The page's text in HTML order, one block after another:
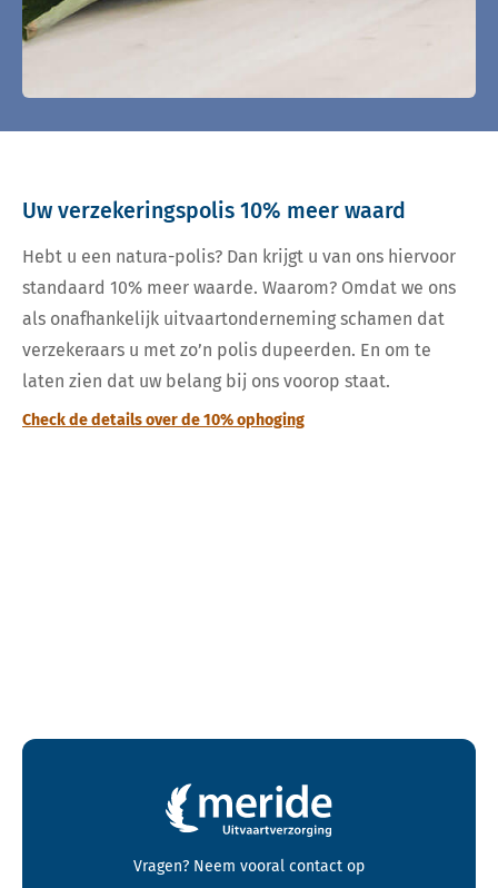
Uw verzekeringspolis 10% meer waard
Hebt u een natura-polis? Dan krijgt u van ons hiervoor
standaard 10% meer waarde. Waarom? Omdat we ons
als onafhankelijk uitvaartonderneming schamen dat
verzekeraars u met zo’n polis dupeerden. En om te
laten zien dat uw belang bij ons voorop staat.
Check de details over de 10% ophoging
Contactgegevens en footer menu van Meride
Vragen? Neem vooral contact op